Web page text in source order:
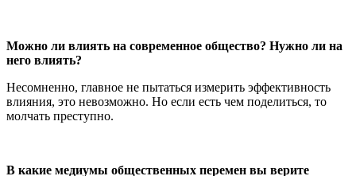
Можно ли влиять на современное общество? Нужно ли на
него влиять?
Несомненно, главное не пытаться измерить эффективность
влияния, это невозможно. Но если есть чем поделиться, то
молчать преступно.
В какие медиумы общественных перемен вы верите